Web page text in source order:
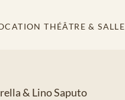
THÉÂTRE & SALLE
& Lino Saputo